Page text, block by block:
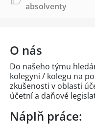
absolventy
O nás
Do našeho týmu
kolegyni / kolegu na
zkušenosti v oblasti
účetní a daňové
Náplň práce: